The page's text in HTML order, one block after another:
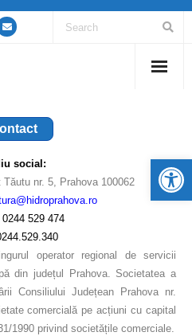
social:
nr. 5, Prahova 100062
529 474
operator regional de servicii
din județul Prahova. Societatea a
Consiliului Județean Prahova nr.
comercială pe acțiuni cu capital
1990 privind societățile comerciale.